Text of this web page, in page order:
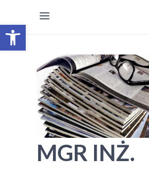
Otwórz pasek narzędzi
MGR INŻ.